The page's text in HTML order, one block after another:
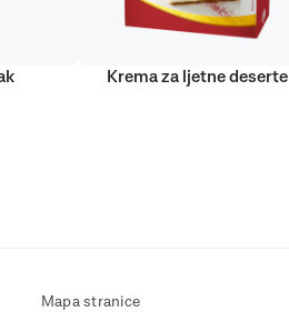
Krema za ljetne deserte
Mapa stranice